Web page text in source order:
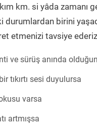
km. si yâda zamanı
durumlardan birini
etmenizi tavsiye
ve sürüş anında
tıkırtı sesi duyulursa
varsa
artmışsa